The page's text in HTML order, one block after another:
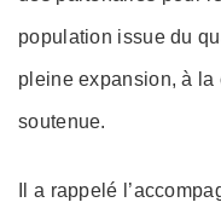
population issue du
pleine expansion, à
soutenue.
Il a rappelé